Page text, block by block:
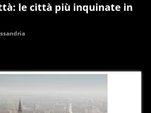
le città più inquinate in